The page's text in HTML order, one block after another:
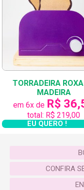
TORRADEIRA
MADEIRA
em 6x de R$
total: R$ 219,00
EU QUERO !
CONFIRA